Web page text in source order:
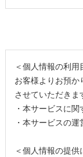
＜個人情報の利用
お客様よりお預
させていただきま
・本サービスに
・本サービスの
＜個人情報の提供